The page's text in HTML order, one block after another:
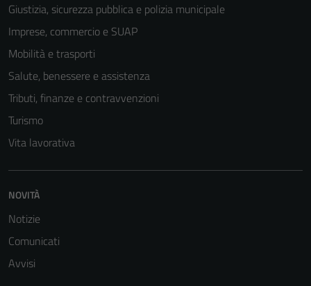
Giustizia, sicurezza pubblica e polizia municipale
Imprese, commercio e SUAP
Mobilità e trasporti
Salute, benessere e assistenza
Tributi, finanze e contravvenzioni
Turismo
Vita lavorativa
NOVITÀ
Notizie
Comunicati
Avvisi